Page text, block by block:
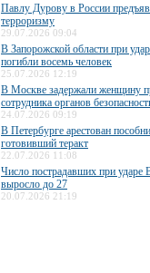
Павлу Дурову в России
терроризму
29.07.2026 09:04
В Запорожской области при
погибли восемь человек
25.07.2026 12:19
В Москве задержали женщину
сотрудника органов
24.07.2026 09:19
В Петербурге арестован
готовивший теракт
22.07.2026 11:08
Число пострадавших при
выросло до 27
20.07.2026 21:19